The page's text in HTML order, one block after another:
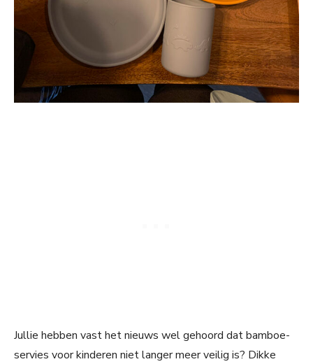
Jullie hebben vast het nieuws wel gehoord dat bamboe-
servies voor kinderen niet langer meer veilig is? Dikke